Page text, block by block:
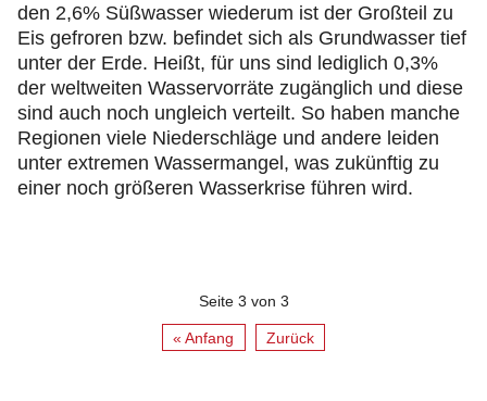
den 2,6% Süßwasser wiederum ist der Großteil zu
Eis gefroren bzw. befindet sich als Grundwasser tief
unter der Erde. Heißt, für uns sind lediglich 0,3%
der weltweiten Wasservorräte zugänglich und diese
sind auch noch ungleich verteilt. So haben manche
Regionen viele Niederschläge und andere leiden
unter extremen Wassermangel, was zukünftig zu
einer noch größeren Wasserkrise führen wird.
Seite 3 von 3
« Anfang Zurück